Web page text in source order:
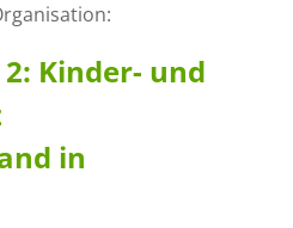
Kinder- und
in